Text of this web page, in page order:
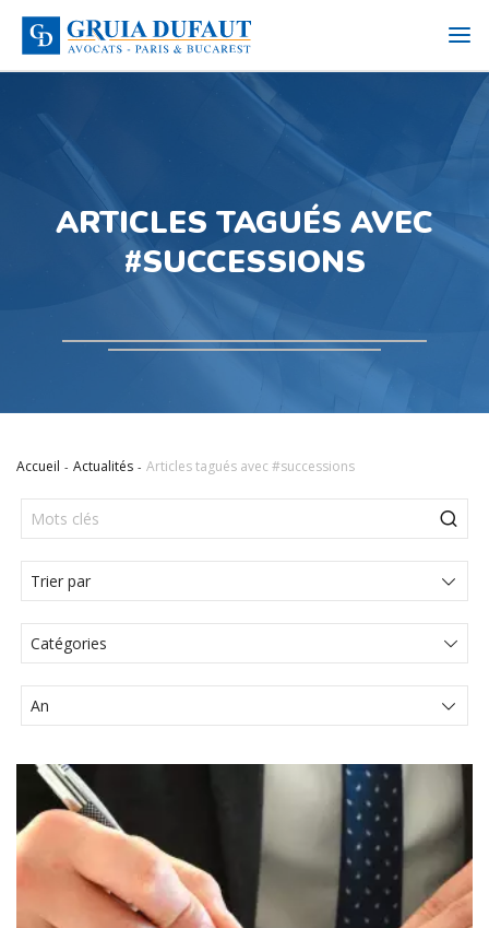
ARTICLES TAGUÉS AVEC
#SUCCESSIONS
Accueil Actualités Articles tagués avec #successions
Catégories
Actualités Juridiques
Articles
Articole
Communiqué de presse
Comunicat de presă
Évènements